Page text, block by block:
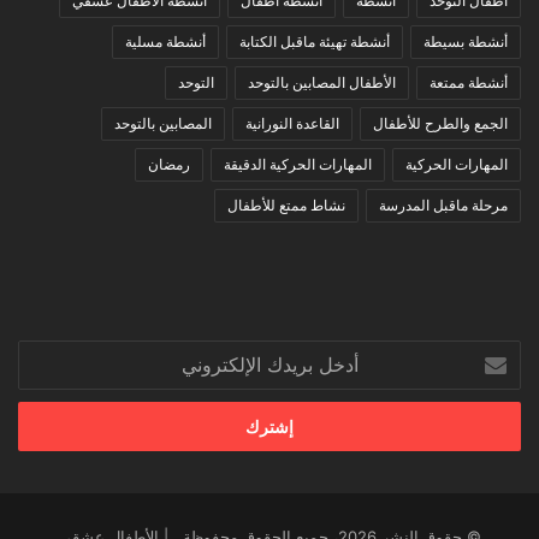
أنشطة بسيطة أنشطة تهيئة ماقبل الكتابة أنشطة مسلية
أنشطة ممتعة الأطفال المصابين بالتوحد التوحد
الجمع والطرح للأطفال القاعدة النورانية المصابين بالتوحد
المهارات الحركية المهارات الحركية الدقيقة رمضان
مرحلة ماقبل المدرسة نشاط ممتع للأطفال
بريدك
الإلكتروني